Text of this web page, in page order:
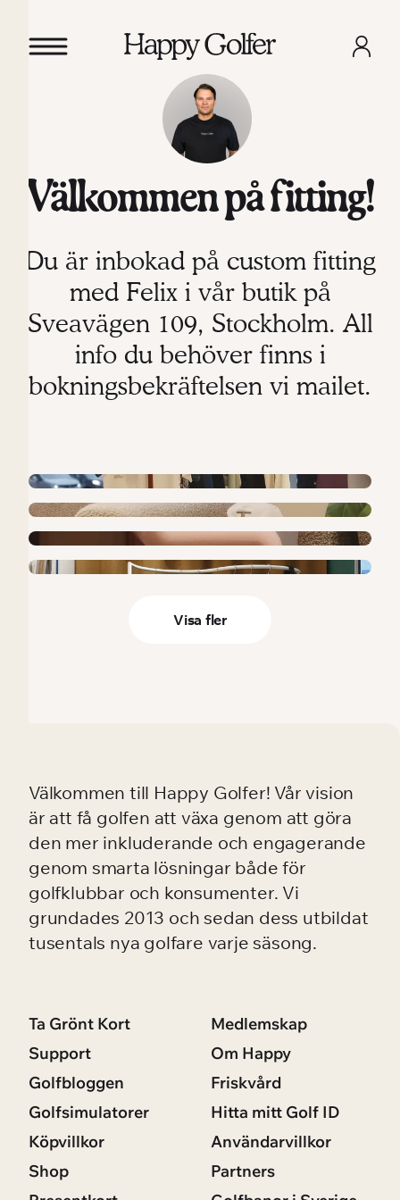
Välkommen på fitting!
Du är inbokad på custom fitting
med Felix i vår butik på
Sveavägen 109, Stockholm. All
info du behöver finns i
bokningsbekräftelsen vi mailet.
Visa fler
Välkommen till Happy Golfer! Vår vision
är att få golfen att växa genom att göra
den mer inkluderande och engagerande
genom smarta lösningar både för
golfklubbar och konsumenter. Vi
grundades 2013 och sedan dess utbildat
tusentals nya golfare varje säsong.
Ta Grönt Kort
Medlemskap
Support
Om Happy
Golfbloggen
Friskvård
Golfsimulatorer
Hitta mitt Golf ID
Köpvillkor
Användarvillkor
Shop
Partners